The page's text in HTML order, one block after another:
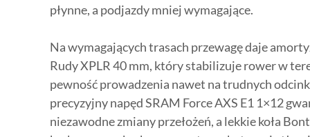
płynne, a podjazdy mniej wymagające.
Na wymagających trasach przewagę daje
Rudy XPLR 40 mm, który stabilizuje rower w
pewność prowadzenia nawet na trudnych
precyzyjny napęd SRAM Force AXS E1 1×12
niezawodne zmiany przełożeń, a lekkie koła